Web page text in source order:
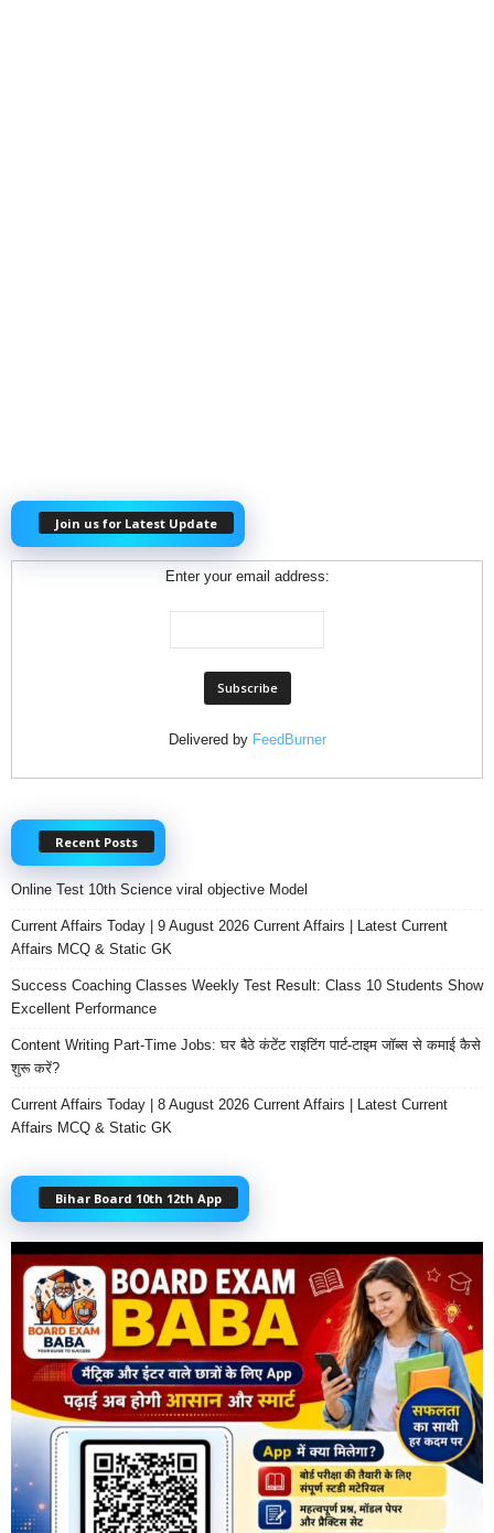
Join us for Latest Update
Enter your email address:
Delivered by FeedBurner
Recent Posts
Online Test 10th Science viral objective Model
Current Affairs Today | 9 August 2026 Current Affairs | Latest Current
Affairs MCQ & Static GK
Success Coaching Classes Weekly Test Result: Class 10 Students Show
Excellent Performance
Content Writing Part-Time Jobs: घर बैठे कंटेंट राइटिंग पार्ट-टाइम जॉब्स से कमाई कैसे
शुरू करें?
Current Affairs Today | 8 August 2026 Current Affairs | Latest Current
Affairs MCQ & Static GK
Bihar Board 10th 12th App